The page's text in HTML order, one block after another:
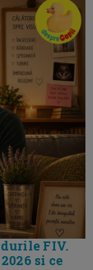
FIV.
si ce